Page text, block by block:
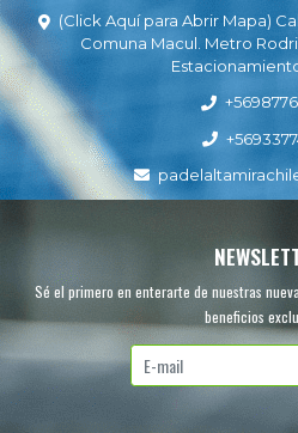
(Click Aquí para Abrir Mapa)
Comuna Macul. Metro
Sé el primero en enterarte de nuestras
beneficios